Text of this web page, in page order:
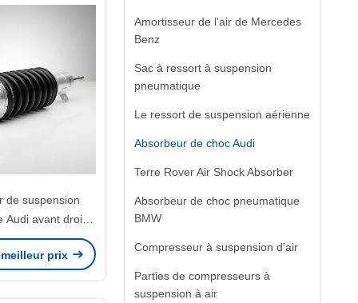
Amortisseur de l'air de Mercedes
Benz
Sac à ressort à suspension
pneumatique
Le ressort de suspension aérienne
Absorbeur de choc Audi
Terre Rover Air Shock Absorber
Absorbeur de choc pneumatique
BMW
Compresseur à suspension d'air
Parties de compresseurs à
suspension à air
de suspension
Audi avant droit
et en rigidité,
durable
prix